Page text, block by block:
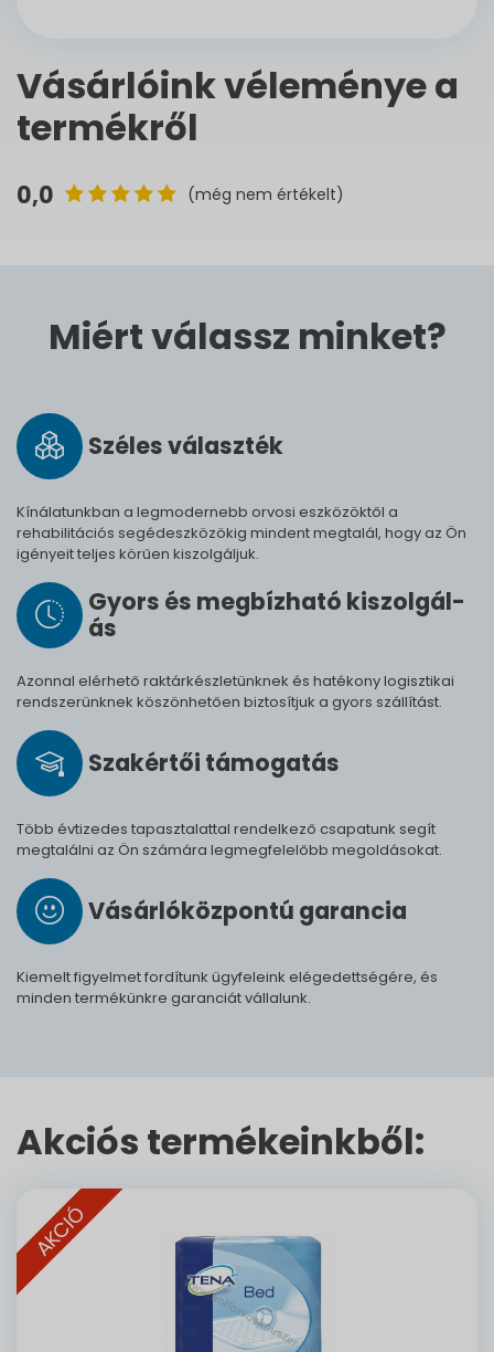
Vásárlóink véleménye a
termékről
0,0 (még nem értékelt)
Miért válassz minket?
Széles vá­lasz­ték
Kínálatunkban a legmodernebb orvosi eszközöktől a
rehabilitációs segédeszközökig mindent megtalál, hogy az Ön
igényeit teljes körűen kiszolgáljuk.
Gyors és meg­bíz­ha­tó ki­szol­gál­
ás
Azonnal elérhető raktárkészletünknek és hatékony logisztikai
rendszerünknek köszönhetően biztosítjuk a gyors szállítást.
Szak­értői tá­mo­ga­tás
Több évtizedes tapasztalattal rendelkező csapatunk segít
megtalálni az Ön számára legmegfelelőbb megoldásokat.
Vásárló­köz­pontú ga­ran­cia
Kiemelt figyelmet fordítunk ügyfeleink elégedettségére, és
minden termékünkre garanciát vállalunk.
Akciós termékeinkből:
AKCIÓ